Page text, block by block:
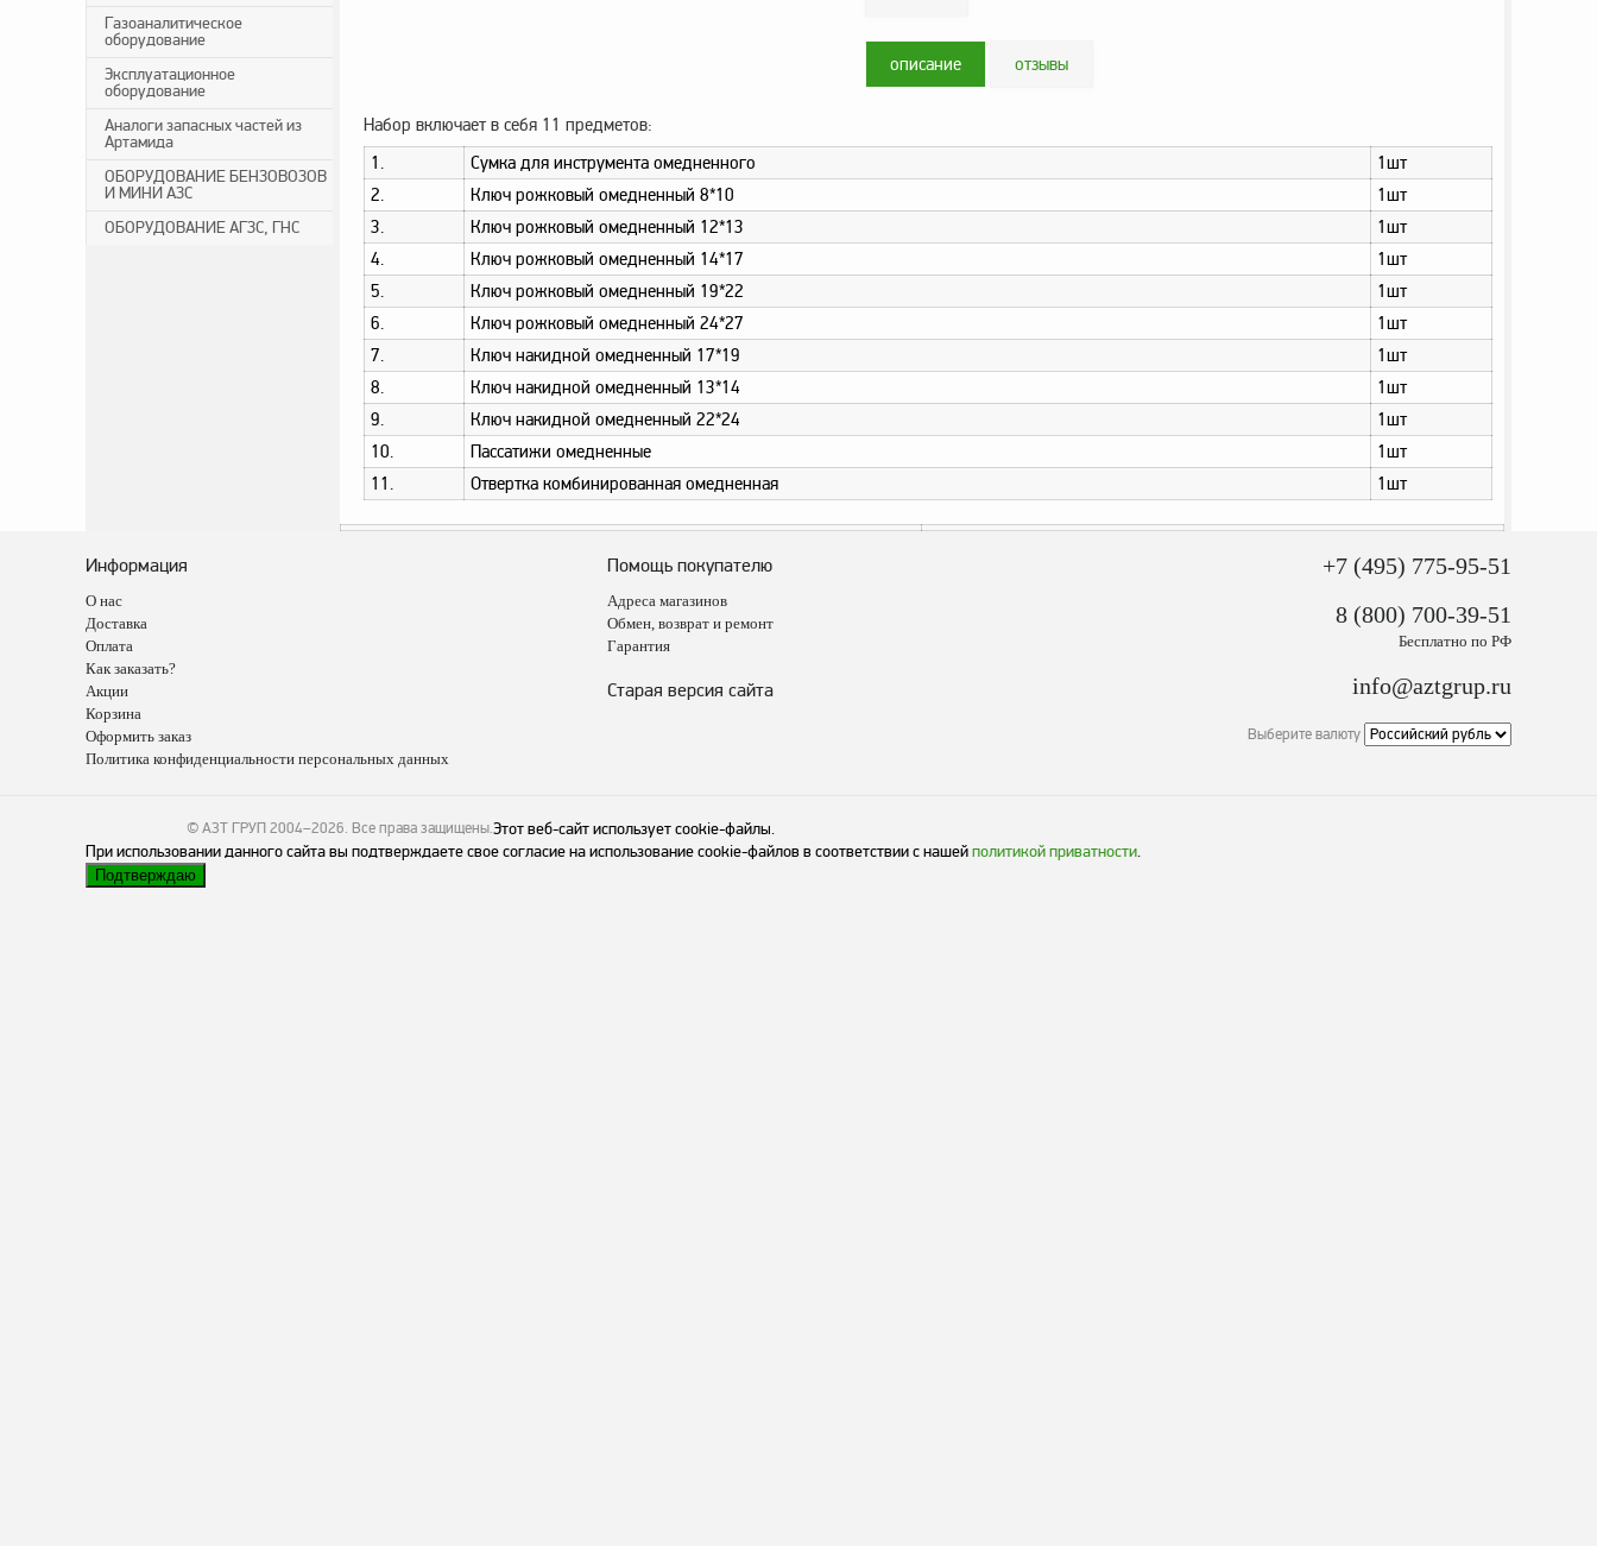
Газоаналитическое
оборудование
Эксплуатационное
оборудование
Аналоги запасных частей из
Артамида
ОБОРУДОВАНИЕ БЕНЗОВОЗОВ
И МИНИ АЗС
ОБОРУДОВАНИЕ АГЗС, ГНС
описание отзывы
Набор включает в себя 11 предметов:
1.
Сумка для инструмента омедненного
1шт
2.
Ключ рожковый омедненный 8*10
1шт
3.
Ключ рожковый омедненный 12*13
1шт
4.
Ключ рожковый омедненный 14*17
1шт
5.
Ключ рожковый омедненный 19*22
1шт
6.
Ключ рожковый омедненный 24*27
1шт
7.
Ключ накидной омедненный 17*19
1шт
8.
Ключ накидной омедненный 13*14
1шт
9.
Ключ накидной омедненный 22*24
1шт
10.
Пассатижи омедненные
1шт
11.
Отвертка комбинированная омедненная 1шт
Информация
О нас
Доставка
Оплата
Как заказать?
Акции
Корзина
Оформить заказ
Политика конфиденциальности персональных данных
Помощь покупателю
Адреса магазинов
Обмен, возврат и ремонт
Гарантия
Старая версия сайта
+7 (495) 775-95-51
8 (800) 700-39-51
Бесплатно по РФ
info@aztgrup.ru
Выберите валюту
© АЗТ ГРУП 2004–2026. Все права защищены.Этот веб-сайт использует cookie-файлы.
При использовании данного сайта вы подтверждаете свое согласие на использование cookie-файлов в соответствии с нашейполитикой приватности.
Подтверждаю